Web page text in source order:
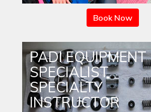
Book Now
PADI EQUIPMENT
SPECIALIST
SPECIALTY
INSTRUCTOR